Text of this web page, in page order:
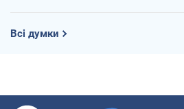
Всі думки